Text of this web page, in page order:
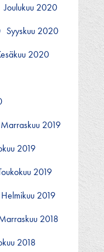
Joulukuu 2020
Syyskuu 2020
2020
Marraskuu 2019
2019
2019
Helmikuu 2019
2018
2018